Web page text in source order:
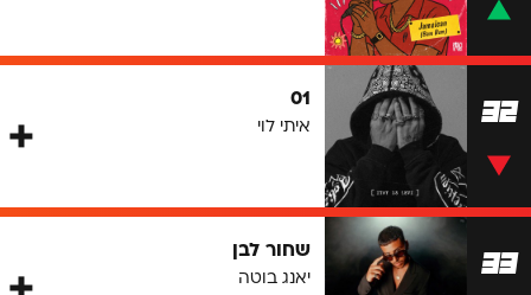
32
01
איתי לוי
33 שחור לבן
יאנג בוטה